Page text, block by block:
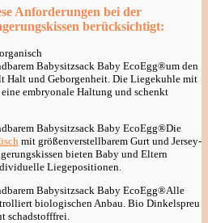
Anforderungen bei der
berücksichtigt:
um den
Halt und Geborgenheit. Die Liegekuhle mit
embryonale Haltung und schenkt
Die
mit größenverstellbarem Gurt und Jersey-
bieten Baby und Eltern
Liegepositionen.
Alle
biologischen Anbau. Bio Dinkelspreu
schadstofffrei.